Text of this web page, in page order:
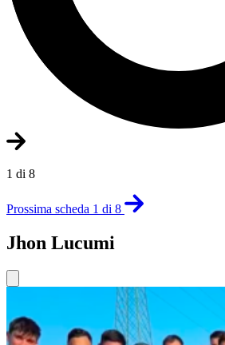
1 di 8
Prossima scheda 1 di 8
Jhon Lucumi